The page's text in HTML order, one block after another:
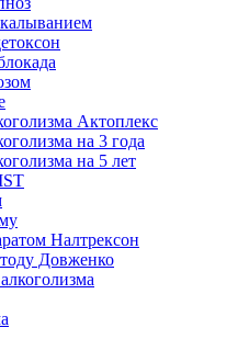
Актоплекс
на 3 года
на 5 лет
Налтрексон
Довженко